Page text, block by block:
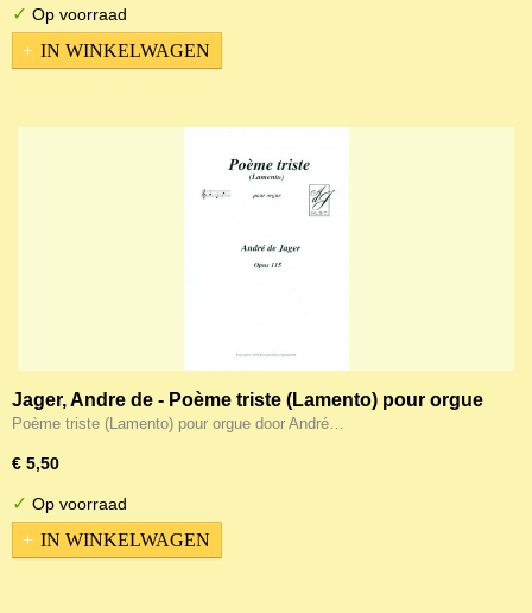
✓ Op voorraad
IN WINKELWAGEN
Jager, Andre de - Poème triste (Lamento) pour orgue
Poème triste (Lamento) pour orgue door André…
€ 5,50
✓ Op voorraad
IN WINKELWAGEN